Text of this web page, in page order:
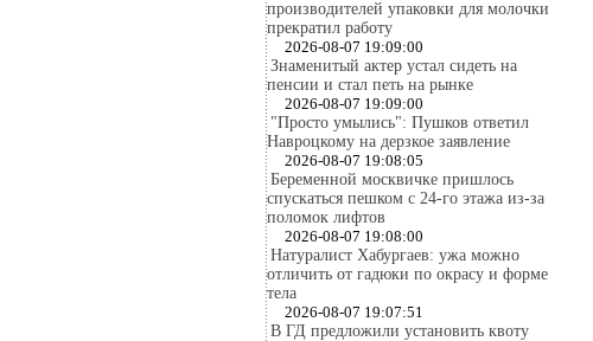
производителей упаковки для молочки
прекратил работу
2026-08-07 19:09:00
Знаменитый актер устал сидеть на
пенсии и стал петь на рынке
2026-08-07 19:09:00
"Просто умылись": Пушков ответил
Навроцкому на дерзкое заявление
2026-08-07 19:08:05
Беременной москвичке пришлось
спускаться пешком с 24-го этажа из-за
поломок лифтов
2026-08-07 19:08:00
Натуралист Хабургаев: ужа можно
отличить от гадюки по окрасу и форме
тела
2026-08-07 19:07:51
В ГД предложили установить квоту